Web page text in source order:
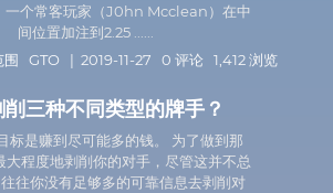
一个常客玩家（J0hn Mcclean）在中
间位置加注到2.25 ......
围 GTO| 2019-11-27 0 评论 1,412 浏览
三种不同类型的牌手？
标是赚到尽可能多的钱。 为了做到那
大程度地剥削你的对手，尽管这并不总
往你没有足够多的可靠信息去剥削对